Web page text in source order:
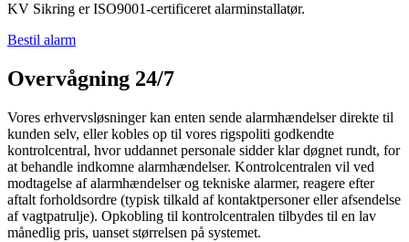
KV Sikring er ISO9001-certificeret alarminstallatør.
Bestil alarm
Overvågning 24/7
Vores erhvervsløsninger kan enten sende alarmhændelser direkte til
kunden selv, eller kobles op til vores rigspoliti godkendte
kontrolcentral, hvor uddannet personale sidder klar døgnet rundt, for
at behandle indkomne alarmhændelser. Kontrolcentralen vil ved
modtagelse af alarmhændelser og tekniske alarmer, reagere efter
aftalt forholdsordre (typisk tilkald af kontaktpersoner eller afsendelse
af vagtpatrulje). Opkobling til kontrolcentralen tilbydes til en lav
månedlig pris, uanset størrelsen på systemet.